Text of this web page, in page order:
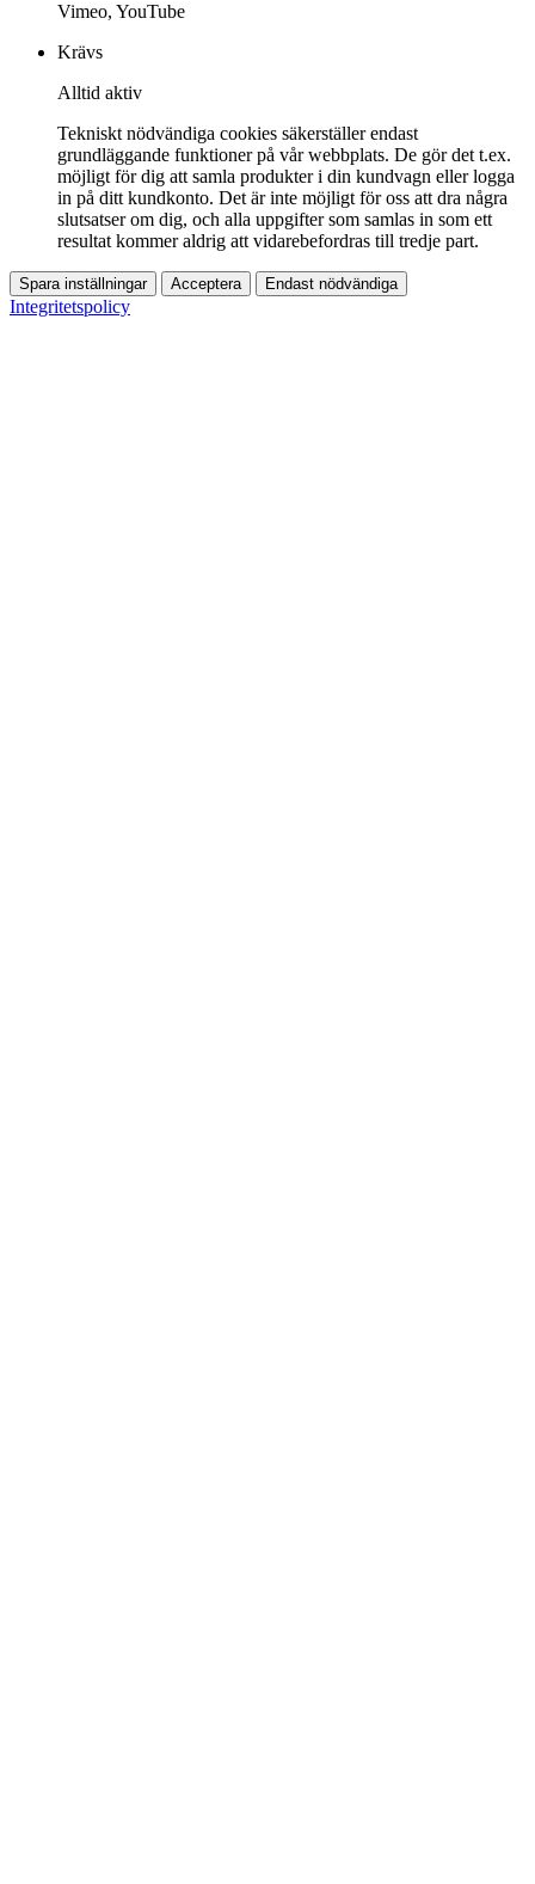
Vimeo, YouTube
Krävs
Alltid aktiv
Tekniskt nödvändiga cookies säkerställer endast
grundläggande funktioner på vår webbplats. De gör det t.ex.
möjligt för dig att samla produkter i din kundvagn eller logga
in på ditt kundkonto. Det är inte möjligt för oss att dra några
slutsatser om dig, och alla uppgifter som samlas in som ett
resultat kommer aldrig att vidarebefordras till tredje part.
Spara inställningar Acceptera Endast nödvändiga
Integritetspolicy